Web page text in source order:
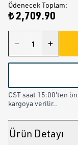
Ödenecek Toplam:
₺ 2,709.90
CST saat 15:00'ten
kargoya verilir..
Ürün Detayı